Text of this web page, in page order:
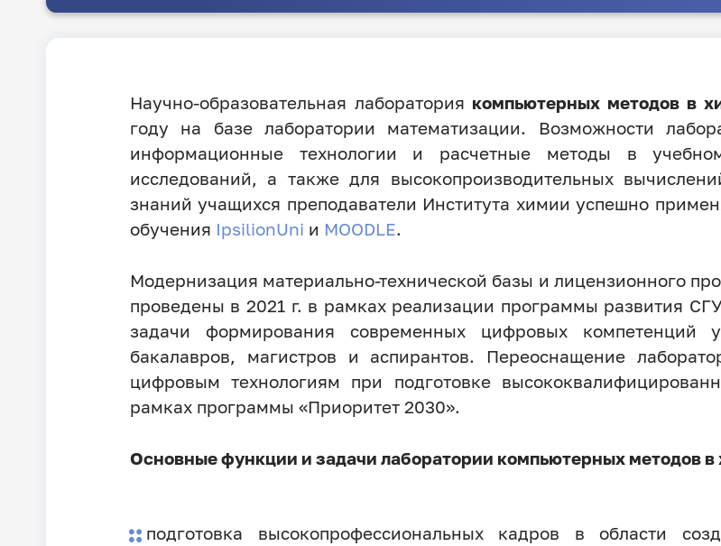
Научно-образовательная лаборатория компьютерных методов в
году на базе лаборатории математизации. Возможности
информационные технологии и расчетные методы в
исследований, а также для высокопроизводительных
знаний учащихся преподаватели Института химии успешно
обучения IpsilionUni и MOODLE.
Модернизация материально-технической базы и лицензионного
проведены в 2021 г. в рамках реализации программы развития
задачи формирования современных цифровых компетенций
бакалавров, магистров и аспирантов. Переоснащение
цифровым технологиям при подготовке
рамках программы «Приоритет 2030».
Основные функции и задачи лаборатории компьютерных методов
подготовка высокопрофессиональных кадров в области